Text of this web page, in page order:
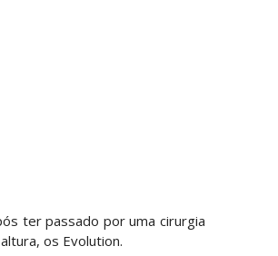
ter passado por uma cirurgia
os Evolution.